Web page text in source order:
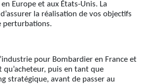
Europe et aux États-Unis. La
la réalisation de vos objectifs
perturbations.
pour Bombardier en France et
qu’acheteur, puis en tant que
stratégique, avant de passer au